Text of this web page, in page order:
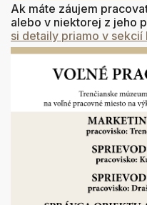
Ak máte záujem
alebo v niektorej z jeho
si detaily priamo v sekcií